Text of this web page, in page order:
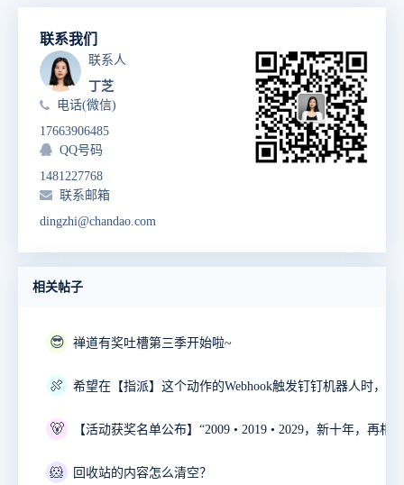
联系我们
联系人
丁芝
电话(微信)
17663906485
QQ号码
1481227768
联系邮箱
dingzhi@chandao.com
相关帖子
😎 禅道有奖吐槽第三季开始啦~
🍖
🐻
🐹 回收站的内容怎么清空？